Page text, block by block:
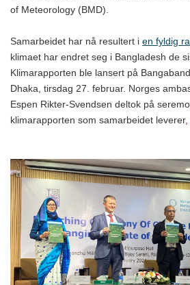
of Meteorology (BMD).
Samarbeidet har nå resultert i en fyldig
klimaet har endret seg i Bangladesh de
Klimarapporten ble lansert på
Dhaka, tirsdag 27. februar. Norges
Espen Rikter-Svendsen deltok på
klimarapporten som samarbeidet leverer,